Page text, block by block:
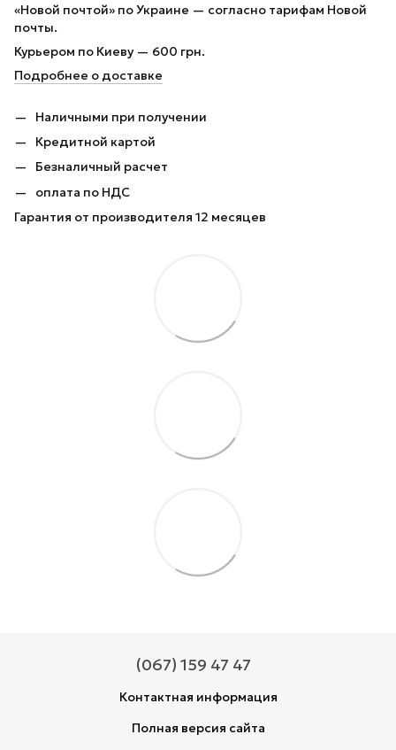
«Новой почтой» по Украине — согласно тарифам Новой
почты.
Курьером по Киеву — 600 грн.
Подробнее о доставке
Наличными при получении
Кредитной картой
Безналичный расчет
оплата по НДС
Гарантия от производителя 12 месяцев
(067) 159 47 47
Контактная информация
Полная версия сайта